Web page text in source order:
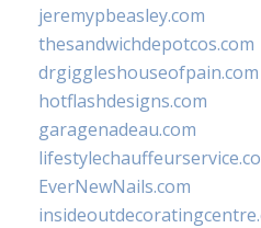
jeremypbeasley.com
thesandwichdepotcos.com
drgiggleshouseofpain.com
hotflashdesigns.com
garagenadeau.com
EverNewNails.com